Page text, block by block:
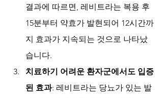
결과에 따르면, 레비트라는 복용 후
15분부터 약효가 발현되어 12시간까
지 효과가 지속되는 것으로 나타났
습니다.
치료하기 어려운 환자군에서도 입증
된 효과: 레비트라는 당뇨가 있는 발